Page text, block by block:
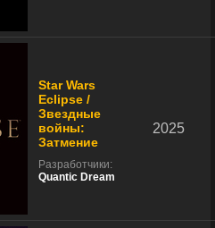
Star Wars
Eclipse /
Звездные
войны:
Затмение
Разработчики:
Quantic Dream
2025